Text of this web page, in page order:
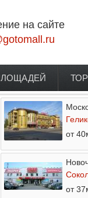
на сайте
от
от